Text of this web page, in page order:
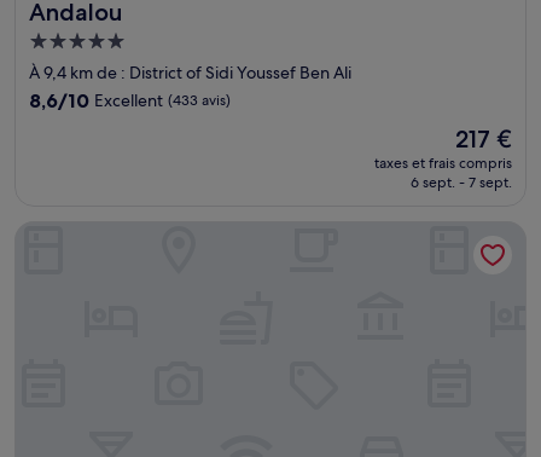
Andalou
Hébergement
5.0 étoiles
À 9,4 km de : District of Sidi Youssef Ben Ali
8.6
8,6/10 Excellent (433 avis)
Le
nouveau
prix
217 €
217 €
taxes et frais compris
6 sept. - 7 sept.
El Fenn